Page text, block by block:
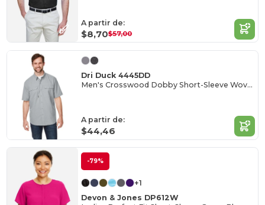
A partir de:
$8,70$57,00
Dri Duck 4445DD
Men's Crosswood Dobby Short-Sleeve Woven Shirt
A partir de:
$44,46
-79%
+1
Devon & Jones DP612W